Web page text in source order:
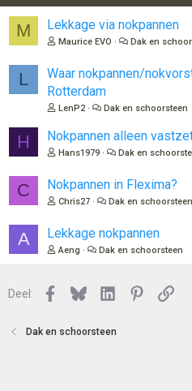
M Lekkage via nokpannen
Maurice EVO Dak en
L
Waar nokpannen/
Rotterdam
LenP2 Dak en schoorsteen
H Nokpannen alleen
Hans1979 Dak en
C Nokpannen in Flexima?
Chris27 Dak en schoorsteen
A Lekkage nokpannen
Aeng Dak en schoorsteen
Deel: Facebook
BlueskyLinkedInPinterest
Link
Dak en schoorsteen